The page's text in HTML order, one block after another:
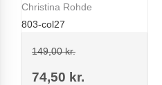
Christina Rohde
803-col27
149,00 kr.
74,50 kr.